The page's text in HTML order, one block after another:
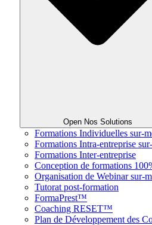
Open Nos Solutions
Formations Individuelles sur-
Formations Intra-entreprise
Formations Inter-entreprise
Conception de formations
Organisation de Webinar sur-
Tutorat post-formation
FormaPrest™
Coaching RESET™
Plan de Développement des